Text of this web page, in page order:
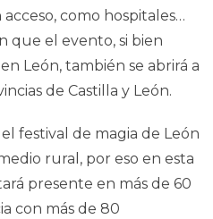
como hospitales…
que el evento, si bien
León, también se abrirá a
de Castilla y León.
festival de magia de León
rural, por eso en esta
presente en más de 60
con más de 80